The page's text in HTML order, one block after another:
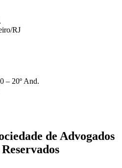
RJ
– 20º And.
de Advogados